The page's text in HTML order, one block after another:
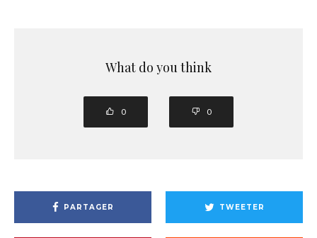
What do you think
0 0
PARTAGER TWEETER